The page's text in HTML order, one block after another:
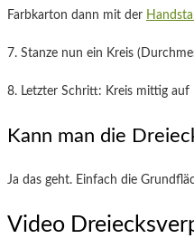
Farbkarton dann mit der
7. Stanze nun ein Kreis
8. Letzter Schritt: Kreis mittig auf
Kann man die
Ja das geht. Einfach die
Video